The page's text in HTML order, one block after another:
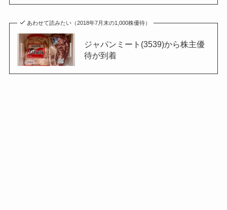
あわせて読みたい（2018年7月末の1,000株優待）
ジャパンミート(3539)から株主優
待が到着